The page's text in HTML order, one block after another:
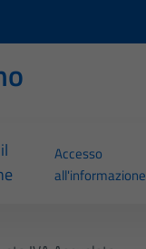
Accesso
all'informazione